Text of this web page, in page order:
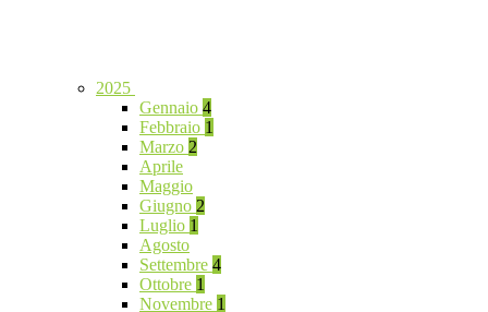
2025
Gennaio 4
Febbraio 1
Marzo 2
Aprile
Maggio
Giugno 2
Luglio 1
Agosto
Settembre 4
Ottobre 1
Novembre 1